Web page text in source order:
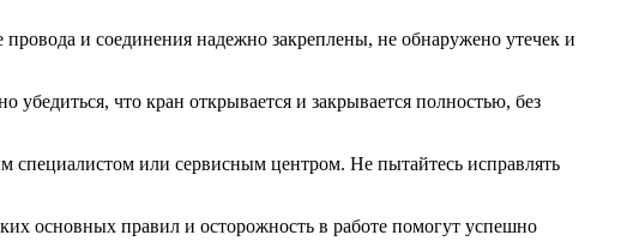
и соединения надежно закреплены, не обнаружено утечек и
что кран открывается и закрывается полностью, без
специалистом или сервисным центром. Не пытайтесь исправлять
основных правил и осторожность в работе помогут успешно